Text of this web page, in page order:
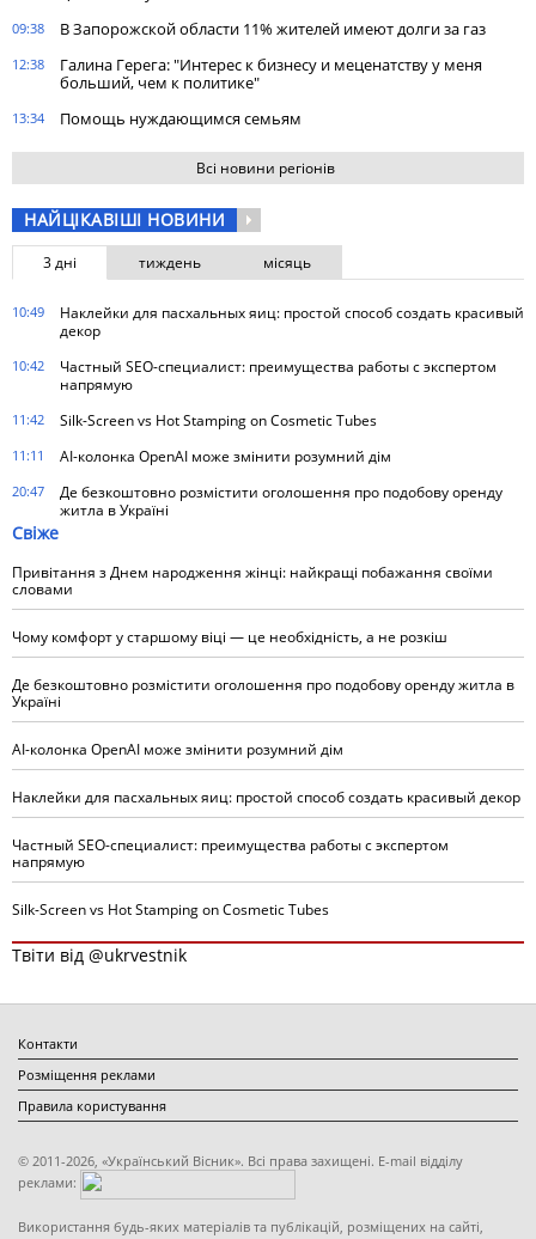
09:38 В Запорожской области 11% жителей имеют долги за газ
12:38
Галина Герега: "Интерес к бизнесу и меценатству у меня
больший, чем к политике"
13:34 Помощь нуждающимся семьям
Всі новини регіонів
НАЙЦІКАВІШІ НОВИНИ
3 дні тиждень місяць
10:49
Наклейки для пасхальных яиц: простой способ создать красивый
декор
10:42
Частный SEO-специалист: преимущества работы с экспертом
напрямую
11:42 Silk-Screen vs Hot Stamping on Cosmetic Tubes
11:11 AI-колонка OpenAI може змінити розумний дім
20:47
Де безкоштовно розмістити оголошення про подобову оренду
житла в Україні
Свіже
Привітання з Днем народження жінці: найкращі побажання своїми
словами
Чому комфорт у старшому віці — це необхідність, а не розкіш
Де безкоштовно розмістити оголошення про подобову оренду житла в
Україні
AI-колонка OpenAI може змінити розумний дім
Наклейки для пасхальных яиц: простой способ создать красивый декор
Частный SEO-специалист: преимущества работы с экспертом
напрямую
Silk-Screen vs Hot Stamping on Cosmetic Tubes
Твіти від @ukrvestnik
Контакти
Розміщення реклами
Правила користування
© 2011-2026, «Український Вісник». Всі права захищені. E-mail відділу
реклами:
Використання будь-яких матеріалів та публікацій, розміщених на сайті,